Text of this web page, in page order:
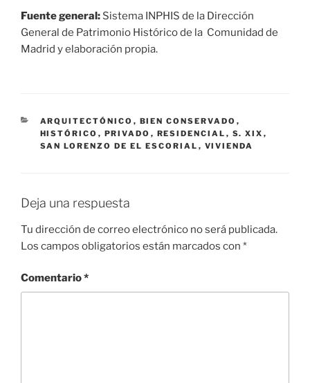
Fuente general: Sistema INPHIS de la Dirección
General de Patrimonio Histórico de la Comunidad de
Madrid y elaboración propia.
CATEGORÍAS
ARQUITECTÓNICO , BIEN CONSERVADO ,
HISTÓRICO , PRIVADO , RESIDENCIAL , S. XIX ,
SAN LORENZO DE EL ESCORIAL , VIVIENDA
Deja una respuesta
Tu dirección de correo electrónico no será publicada.
Los campos obligatorios están marcados con *
Comentario*